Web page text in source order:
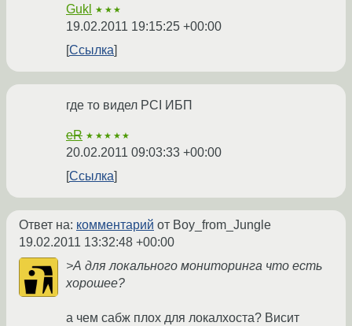
Gukl ★★★
19.02.2011 19:15:25 +00:00
Ссылка
где то видел PCI ИБП
eR ★★★★★
20.02.2011 09:03:33 +00:00
Ссылка
Ответ на: комментарий от Boy_from_Jungle
19.02.2011 13:32:48 +00:00
>А для локального мониторинга что есть
хорошее?
а чем сабж плох для локалхоста? Висит